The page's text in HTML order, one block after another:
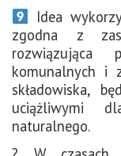
Idea
zgodna z
rozwiązująca
komunalnych i
składowiska,
uciążliwymi
naturalnego.